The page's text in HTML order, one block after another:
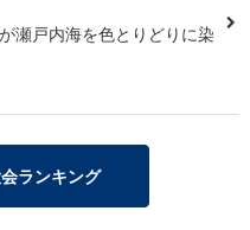
瀬戸内海を色とりどりに染
ランキング